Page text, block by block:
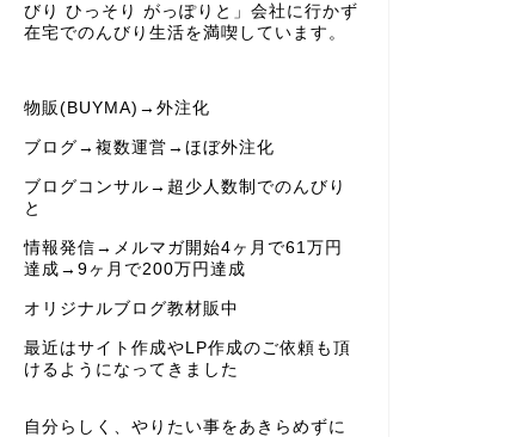
びり ひっそり がっぽりと」会社に行かず
在宅でのんびり生活を満喫しています。
物販(BUYMA)→外注化
ブログ→複数運営→ほぼ外注化
ブログコンサル→超少人数制でのんびり
と
情報発信→メルマガ開始4ヶ月で61万円
達成→9ヶ月で200万円達成
オリジナルブログ教材販中
最近はサイト作成やLP作成のご依頼も頂
けるようになってきました
自分らしく、やりたい事をあきらめずに